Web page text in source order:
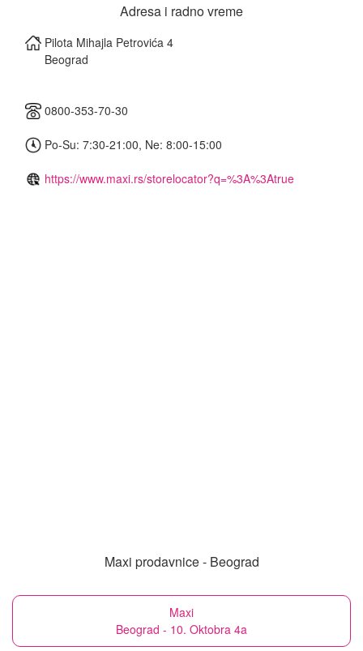
Adresa i radno vreme
Pilota Mihajla Petrovića 4
Beograd
0800-353-70-30
Po-Su: 7:30-21:00, Ne: 8:00-15:00
https://www.maxi.rs/storelocator?q=%3A%3Atrue
Maxi prodavnice - Beograd
Maxi
Beograd - 10. Oktobra 4a